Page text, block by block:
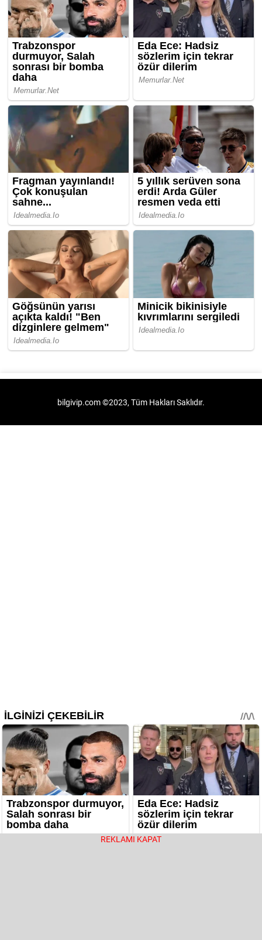
bilgivip.com ©2023, Tüm Hakları Saklıdır.
REKLAMI KAPAT